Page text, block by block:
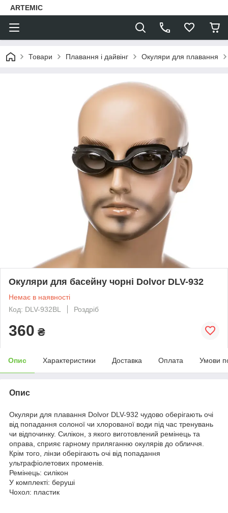
ARTEMIC
Товари Плавання і дайвінг Окуляри для плавання
Окуляри для басейну чорні Dolvor DLV-932
Немає в наявності
Код: DLV-932BL
Роздріб
360 ₴
Опис Характеристики Доставка Оплата Умови
Опис
Окуляри для плавання Dolvor DLV-932 чудово оберігають очі
від попадання солоної чи хлорованої води під час тренувань
чи відпочинку. Силікон, з якого виготовлений ремінець та
оправа, сприяє гарному приляганню окулярів до обличчя.
Крім того, лінзи оберігають очі від попадання
ультрафіолетових променів.
Ремінець: силікон
У комплекті: беруші
Чохол: пластик